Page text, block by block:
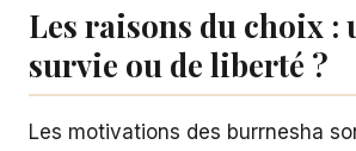
Les raisons du choix :
survie ou de liberté ?
Les motivations des burrnesha